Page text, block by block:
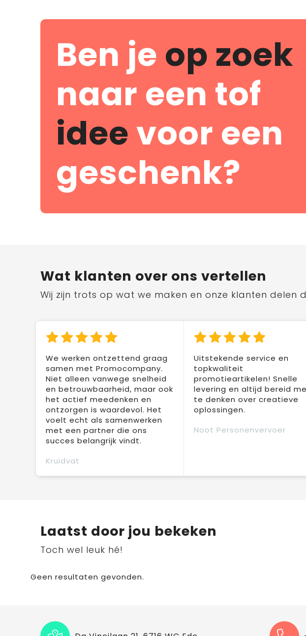
Ben je op zoek
naar een tof
ideevoor een
geschenk?
Wat klanten over ons vertellen
Wij zijn trots op wat we maken en onze klanten delen
We werken ontzettend graag
samen met Promocompany.
Niet alleen vanwege snelheid
en betrouwbaarheid, maar ook
het actief meedenken en
ontzorgen is waardevol. Het
voelt echt als samenwerken
met een partner die ons
succes belangrijk vindt.
Kruidvat
Uitstekende service en
topkwaliteit
promotieartikelen! Snelle
levering en altijd bereid
te denken over creatieve
oplossingen.
Noot Personenvervoer
Laatst door jou bekeken
Toch wel leuk hé!
Geen resultaten gevonden.